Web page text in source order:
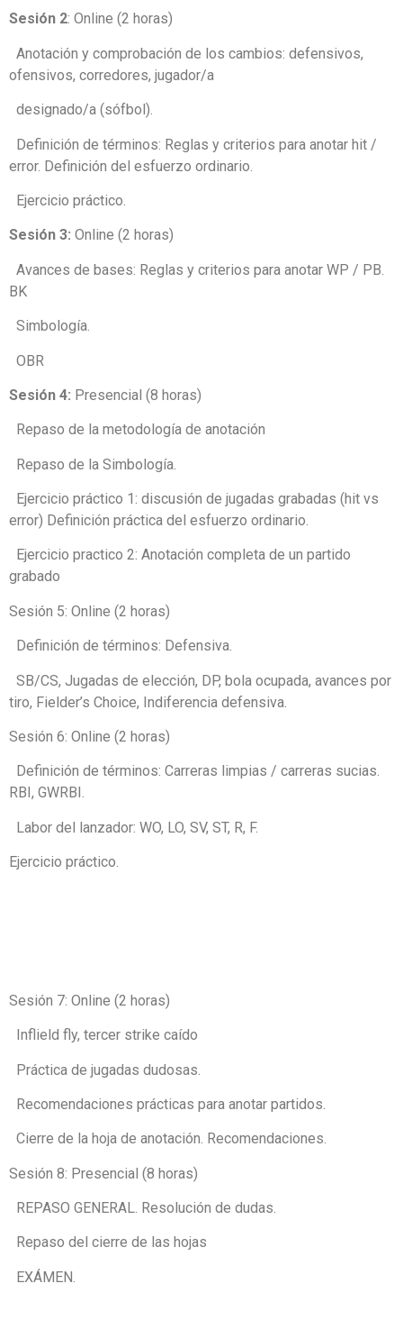
Sesión 2: Online (2 horas)
Anotación y comprobación de los cambios: defensivos,
ofensivos, corredores, jugador/a
designado/a (sófbol).
Definición de términos: Reglas y criterios para anotar hit /
error. Definición del esfuerzo ordinario.
Ejercicio práctico.
Sesión 3: Online (2 horas)
Avances de bases: Reglas y criterios para anotar WP / PB.
BK
Simbología.
OBR
Sesión 4: Presencial (8 horas)
Repaso de la metodología de anotación
Repaso de la Simbología.
Ejercicio práctico 1: discusión de jugadas grabadas (hit vs
error) Definición práctica del esfuerzo ordinario.
Ejercicio practico 2: Anotación completa de un partido
grabado
Sesión 5: Online (2 horas)
Definición de términos: Defensiva.
SB/CS, Jugadas de elección, DP, bola ocupada, avances por
tiro, Fielder’s Choice, Indiferencia defensiva.
Sesión 6: Online (2 horas)
Definición de términos: Carreras limpias / carreras sucias.
RBI, GWRBI.
Labor del lanzador: WO, LO, SV, ST, R, F.
Ejercicio práctico.
Sesión 7: Online (2 horas)
Inflield fly, tercer strike caído
Práctica de jugadas dudosas.
Recomendaciones prácticas para anotar partidos.
Cierre de la hoja de anotación. Recomendaciones.
Sesión 8: Presencial (8 horas)
REPASO GENERAL. Resolución de dudas.
Repaso del cierre de las hojas
EXÁMEN.